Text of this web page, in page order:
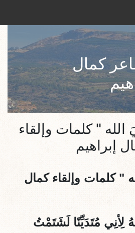
كمال
" كلمات وإلقاء
إبراهيم
" كلمات وإلقاء كمال
لِأنِي مُتَدَيِّنًا لَشَتَمْتُ